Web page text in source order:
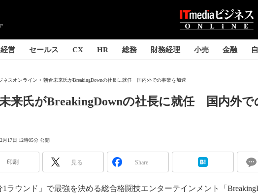
経営 セールス CX HR 総務 財務経理 小売 金融
ネスオンライン 朝倉未来氏がBreakingDownの社長に就任 国内外での事業を加速
来氏がBreakingDownの社長に就任 国内外で
月17日 12時05分 公開
印刷 見る Share
ラウンド」で最強を決める総合格闘技エンターテインメント「